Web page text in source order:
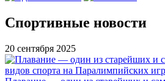
Спортивные новости
20 сентября 2025